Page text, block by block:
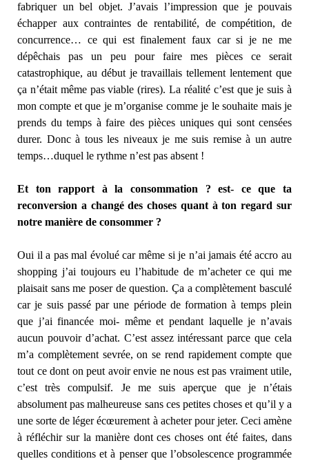
fabriquer un bel objet. J’avais l’impression que je pouvais
échapper aux contraintes de rentabilité, de compétition, de
concurrence… ce qui est finalement faux car si je ne me
dépêchais pas un peu pour faire mes pièces ce serait
catastrophique, au début je travaillais tellement lentement que
ça n’était même pas viable (rires). La réalité c’est que je suis à
mon compte et que je m’organise comme je le souhaite mais je
prends du temps à faire des pièces uniques qui sont censées
durer. Donc à tous les niveaux je me suis remise à un autre
temps…duquel le rythme n’est pas absent !
Et ton rapport à la consommation ? est- ce que ta
reconversion a changé des choses quant à ton regard sur
notre manière de consommer ?
Oui il a pas mal évolué car même si je n’ai jamais été accro au
shopping j’ai toujours eu l’habitude de m’acheter ce qui me
plaisait sans me poser de question. Ça a complètement basculé
car je suis passé par une période de formation à temps plein
que j’ai financée moi- même et pendant laquelle je n’avais
aucun pouvoir d’achat. C’est assez intéressant parce que cela
m’a complètement sevrée, on se rend rapidement compte que
tout ce dont on peut avoir envie ne nous est pas vraiment utile,
c’est très compulsif. Je me suis aperçue que je n’étais
absolument pas malheureuse sans ces petites choses et qu’il y a
une sorte de léger écœurement à acheter pour jeter. Ceci amène
à réfléchir sur la manière dont ces choses ont été faites, dans
quelles conditions et à penser que l’obsolescence programmée